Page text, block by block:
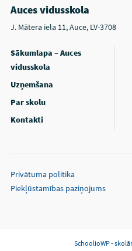
Auces vidusskola
J. Mātera iela 11, Auce, LV-3708
Sākumlapa – Auces
vidusskola
Uzņemšana
Par skolu
Kontakti
Privātuma politika
Piekļūstamības paziņojums
SchoolioWP -